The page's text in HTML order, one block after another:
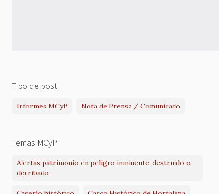
Tipo de post
Informes MCyP Nota de Prensa / Comunicado
Temas MCyP
Alertas patrimonio en peligro inminente, destruido o
derribado